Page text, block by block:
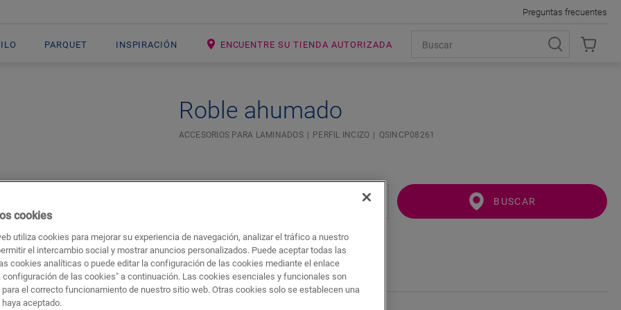
PARQUET INSPIRACIÓN ENCUENTRE SU TIENDA AUTORIZADA
Preguntas frecuentes
Roble ahumado
ACCESORIOS PARA LAMINADOS PERFIL INCIZO QSINCP08261
BUSCAR
Acceso rápido a Descargas
cookies
utiliza cookies para mejorar su experiencia de navegación, analizar el tráfico a nuestro
el intercambio social y mostrar anuncios personalizados. Puede aceptar todas las
cookies analíticas o puede editar la configuración de las cookies mediante el enlace
configuración de las cookies" a continuación. Las cookies esenciales y funcionales son
el correcto funcionamiento de nuestro sitio web. Otras cookies solo se establecen una
aceptado.